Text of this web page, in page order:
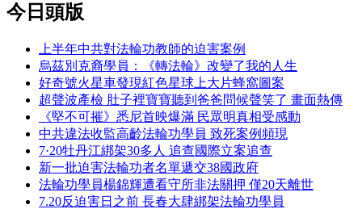
今日頭版
上半年中共對法輪功教師的迫害案例
烏茲別克裔學員：《轉法輪》改變了我的人生
好奇號火星車發現紅色星球上大片蜂窩圖案
超聲波產檢 肚子裡寶寶聽到爸爸問候聲笑了 畫面熱傳
《堅不可摧》悉尼首映爆滿 民眾明真相受感動
中共違法收監高齡法輪功學員 致死案例頻現
7·20牡丹江綁架30多人 追查國際立案追查
新一批迫害法輪功者名單遞交38國政府
法輪功學員楊錦輝遭看守所非法關押 僅20天離世
7.20反迫害日之前 長春大肆綁架法輪功學員